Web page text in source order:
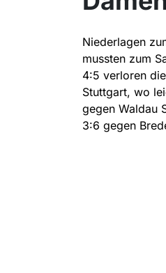
Niederlagen
mussten zum
4:5 verloren
Stuttgart, wo
gegen Waldau
3:6 gegen